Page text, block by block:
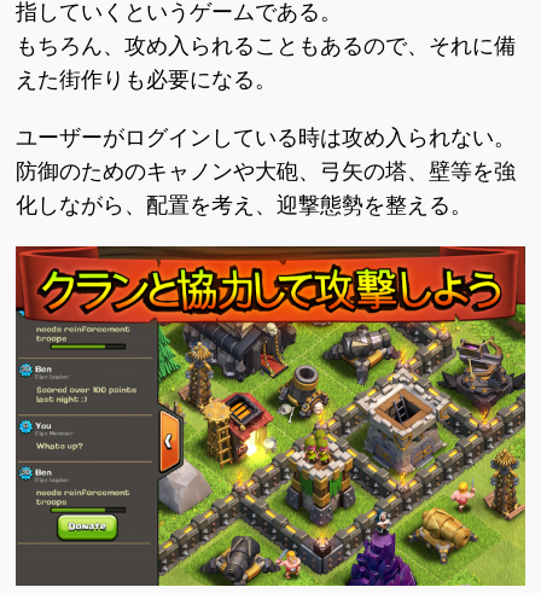
指していくというゲームである。
もちろん、攻め入られることもあるので、それに備
えた街作りも必要になる。
ユーザーがログインしている時は攻め入られない。
防御のためのキャノンや大砲、弓矢の塔、壁等を強
化しながら、配置を考え、迎撃態勢を整える。